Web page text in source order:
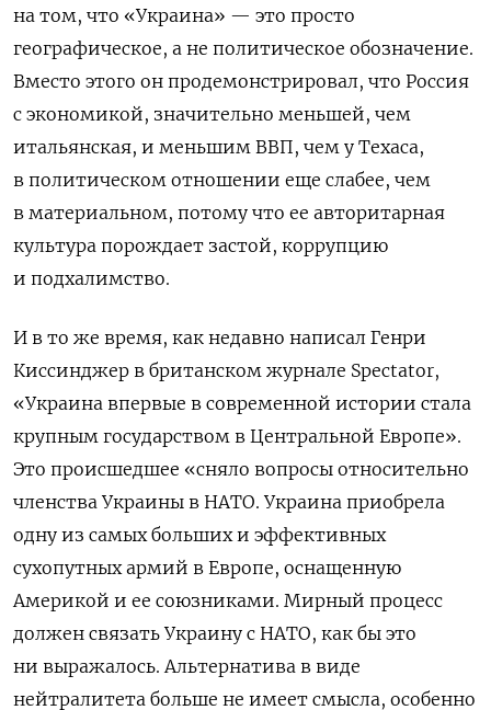
на том, что «Украина» — это просто
географическое, а не политическое обозначение.
Вместо этого он продемонстрировал, что Россия
с экономикой, значительно меньшей, чем
итальянская, и меньшим ВВП, чем у Техаса,
в политическом отношении еще слабее, чем
в материальном, потому что ее авторитарная
культура порождает застой, коррупцию
и подхалимство.
И в то же время, как недавно написал Генри
Киссинджер в британском журнале Spectator,
«Украина впервые в современной истории стала
крупным государством в Центральной Европе».
Это происшедшее «сняло вопросы относительно
членства Украины в НАТО. Украина приобрела
одну из самых больших и эффективных
сухопутных армий в Европе, оснащенную
Америкой и ее союзниками. Мирный процесс
должен связать Украину с НАТО, как бы это
ни выражалось. Альтернатива в виде
нейтралитета больше не имеет смысла, особенно